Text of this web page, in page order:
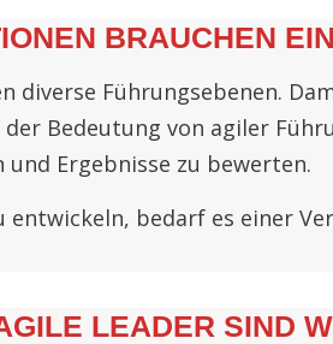
BRAUCHEN
diverse Führungsebenen.
der Bedeutung von agiler
Ergebnisse zu bewerten.
bedarf es einer
LEADER SIND